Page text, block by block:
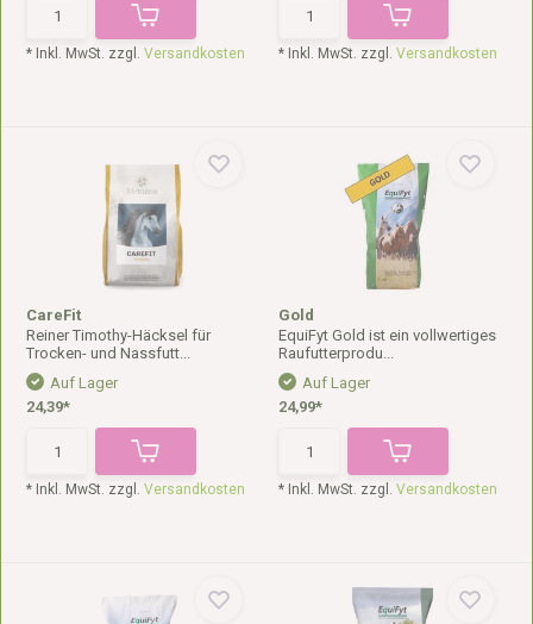
* Inkl. MwSt. zzgl.Versandkosten * Inkl. MwSt. zzgl. Versandkosten
CareFit
Reiner Timothy-Häcksel für
Trocken- und Nassfutt...
Auf Lager
24,39*
* Inkl. MwSt. zzgl.Versandkosten
Gold
EquiFyt Gold ist ein vollwertiges
Raufutterprodu...
Auf Lager
24,99*
* Inkl. MwSt. zzgl. Versandkosten